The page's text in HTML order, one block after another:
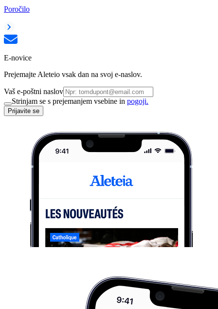
Poročilo
E-novice
Prejemajte Aleteio vsak dan na svoj e-naslov.
Vaš e-poštni naslov
Strinjam se s prejemanjem vsebine in pogoji.
Prijavite se